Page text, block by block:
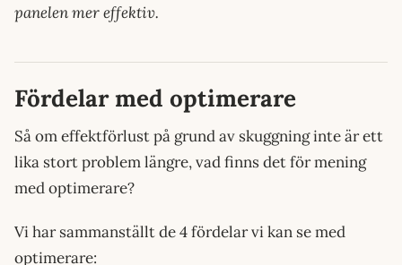
panelen mer effektiv.
Fördelar med optimerare
Så om effektförlust på grund av skuggning inte är ett
lika stort problem längre, vad finns det för mening
med optimerare?
Vi har sammanställt de 4 fördelar vi kan se med
optimerare: